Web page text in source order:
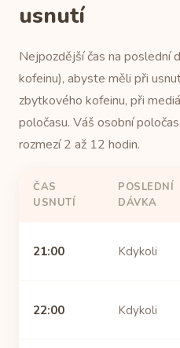
usnutí
Nejpozdější čas na poslední
kofeinu), abyste měli při
zbytkového kofeinu, při
poločasu. Váš osobní
rozmezí 2 až 12 hodin.
ČAS
USNUTÍ
POSLEDNÍ
DÁVKA
21:00 Kdykoli
22:00 Kdykoli